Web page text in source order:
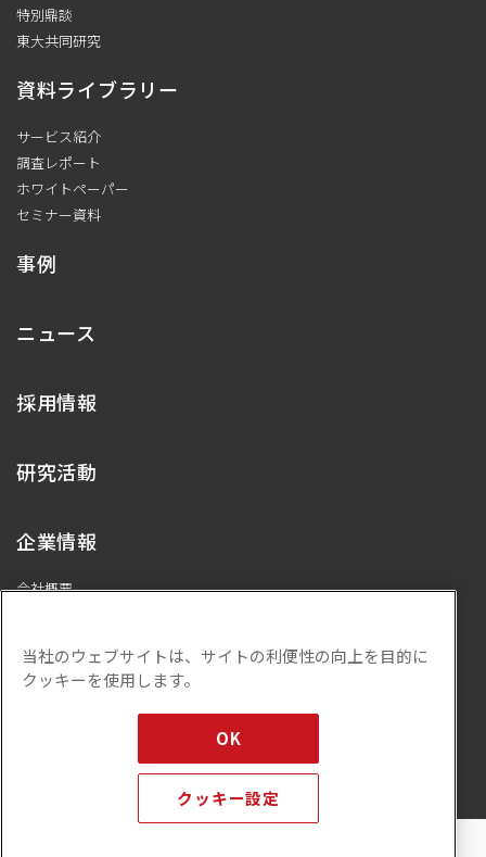
特別鼎談
東大共同研究
資料ライブラリー
サービス紹介
調査レポート
ホワイトペーパー
セミナー資料
事例
ニュース
採用情報
研究活動
企業情報
会社概要
ISMS基本方針
サステナビリティ
当社のウェブサイトは、サイトの利便性の向上を目的に
クッキーを使用します。
OK
クッキー設定